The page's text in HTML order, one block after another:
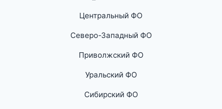
Центральный ФО
Северо-Западный ФО
Приволжский ФО
Уральский ФО
Сибирский ФО